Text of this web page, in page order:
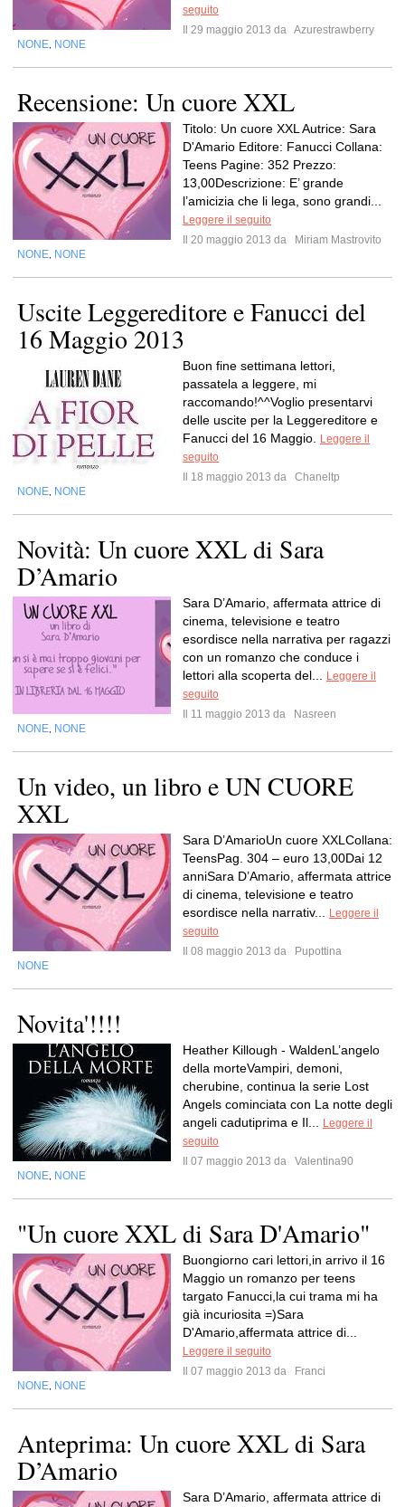
seguito
Il 29 maggio 2013 da Azurestrawberry
NONE NONE
Recensione: Un cuore XXL
Titolo: Un cuore XXL Autrice: Sara
D'Amario Editore: Fanucci Collana:
Teens Pagine: 352 Prezzo:
13,00Descrizione: E’ grande
l’amicizia che li lega, sono grandi...
Leggere il seguito
Il 20 maggio 2013 da
Miriam Mastrovito
NONE NONE
Uscite Leggereditore e Fanucci del
16 Maggio 2013
Buon fine settimana lettori,
passatela a leggere, mi
raccomando!^^Voglio presentarvi
delle uscite per la Leggereditore e
Fanucci del 16 Maggio.
Leggere il
seguito
Il 18 maggio 2013 da
Chaneltp
NONE NONE
Novità: Un cuore XXL di Sara
D’Amario
Sara D’Amario, affermata attrice di
cinema, televisione e teatro
esordisce nella narrativa per ragazzi
con un romanzo che conduce i
lettori alla scoperta del...
Leggere il
seguito
Il 11 maggio 2013 da
Nasreen
NONE NONE
Un video, un libro e UN CUORE
XXL
Sara D’AmarioUn cuore XXLCollana:
TeensPag. 304 – euro 13,00Dai 12
anniSara D’Amario, affermata attrice
di cinema, televisione e teatro
esordisce nella narrativ...
Leggere il
seguito
Il 08 maggio 2013 da
Pupottina
NONE
Novita'!!!!
Heather Killough - WaldenL’angelo
della morteVampiri, demoni,
cherubine, continua la serie Lost
Angels cominciata con La notte degli
angeli cadutiprima e Il...
Leggere il
seguito
Il 07 maggio 2013 da
Valentina90
NONE NONE
"Un cuore XXL di Sara D'Amario"
Buongiorno cari lettori,in arrivo il 16
Maggio un romanzo per teens
targato Fanucci,la cui trama mi ha
già incuriosita =)Sara
D'Amario,affermata attrice di...
Leggere il seguito
Il 07 maggio 2013 da
Franci
NONE NONE
Anteprima: Un cuore XXL di Sara
D’Amario
Sara D’Amario, affermata attrice di